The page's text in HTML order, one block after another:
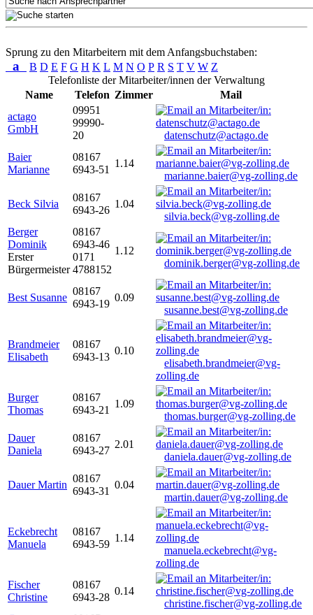
Sprung zu den Mitarbeitern mit dem Anfangsbuchstaben:
a B D E F G H K L M N O P R S T V W Z
Telefonliste der Mitarbeiter/innen der Verwaltung
Name
Telefon Zimmer
Mail
actago
GmbH
09951
99990-
20
datenschutz@actago.de
Baier
Marianne
08167
6943-51
1.14
marianne.baier@vg-zolling.de
Beck Silvia
08167
6943-26
1.04
silvia.beck@vg-zolling.de
Berger
Dominik
Erster
Bürgermeister
08167
6943-46
0171
4788152
1.12
dominik.berger@vg-zolling.de
Best Susanne
08167
6943-19
0.09
susanne.best@vg-zolling.de
Brandmeier
Elisabeth
08167
6943-13
0.10
elisabeth.brandmeier@vg-
zolling.de
Burger
Thomas
08167
6943-21
1.09
thomas.burger@vg-zolling.de
Dauer
Daniela
08167
6943-27
2.01
daniela.dauer@vg-zolling.de
Dauer Martin
08167
6943-31
0.04
martin.dauer@vg-zolling.de
Eckebrecht
Manuela
08167
6943-59
1.14
manuela.eckebrecht@vg-
zolling.de
Fischer
Christine
08167
6943-28
0.14
christine.fischer@vg-zolling.de